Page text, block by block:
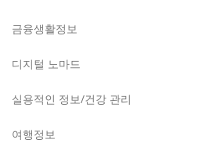
금융생활정보
디지털 노마드
실용적인 정보/건강 관리
여행정보